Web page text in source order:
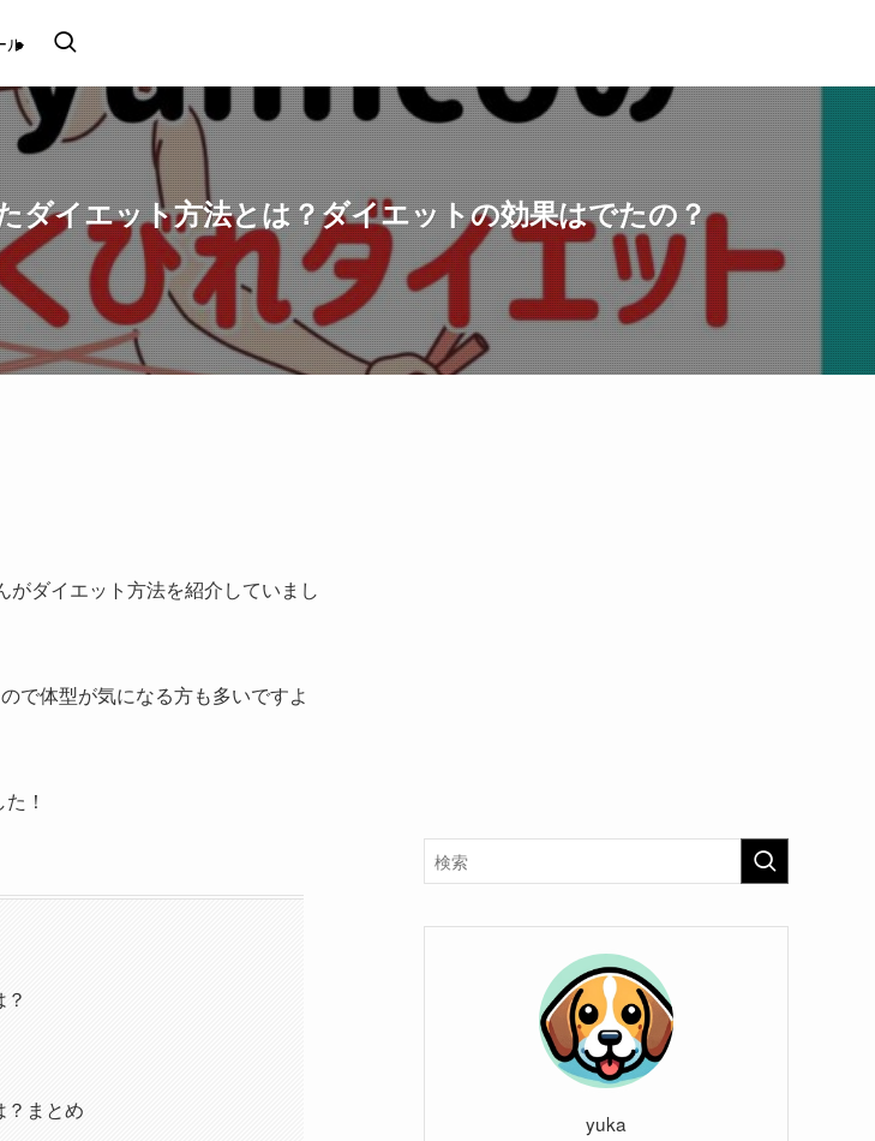
ル
ダイエット方法とは？ダイエットの効果はでたの？
ダイエット方法を紹介していまし
で体型が気になる方も多いですよ
！
まとめ
yuka